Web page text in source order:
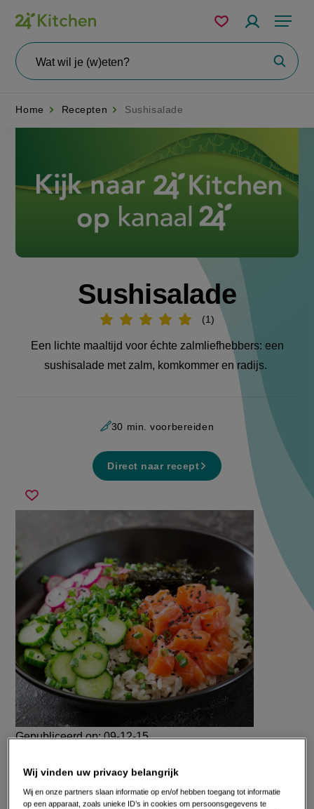
Overslaan
en
naar
de
Menu
wil
Mijn
bewaarde
Home Recepten Sushisalade
Sushisalade
1
Beoordeel
'Sushisalade'
Een lichte maaltijd voor échte zalmliefhebbers: een
sushisalade met zalm, komkommer en radijs.
30 min. voorbereiden
Direct naar recept
Sla
sushisalade
Gepubliceerd op: 09-12-15
Wij vinden uw privacy belangrijk
Wij en onze partners slaan informatie op en/of hebben toegang tot informatie
op een apparaat, zoals unieke ID’s in cookies om persoonsgegevens te